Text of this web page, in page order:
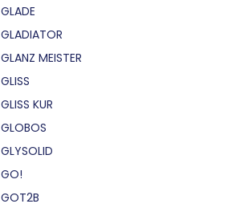
GLADE
GLADIATOR
GLANZ MEISTER
GLISS
GLISS KUR
GLOBOS
GLYSOLID
GO!
GOT2B